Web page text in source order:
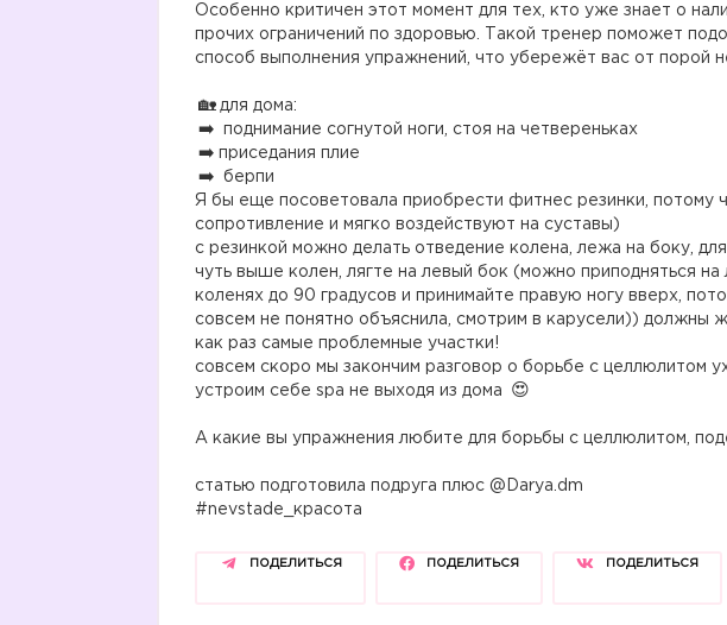
Особенно критичен этот момент для тех, кто уже знает о
прочих ограничений по здоровью. Такой тренер поможет
способ выполнения упражнений, что убережёт вас от порой
для дома:
поднимание согнутой ноги, стоя на четвереньках
приседания плие
берпи
Я бы еще посоветовала приобрести фитнес резинки, потому
сопротивление и мягко воздействуют на суставы)
с резинкой можно делать отведение колена, лежа на боку,
чуть выше колен, лягте на левый бок (можно приподняться на
коленях до 90 градусов и принимайте правую ногу вверх,
совсем не понятно объяснила, смотрим в карусели)) должны
как раз самые проблемные участки!
совсем скоро мы закончим разговор о борьбе с целлюлитом
устроим себе spa не выходя из дома
А какие вы упражнения любите для борьбы с целлюлитом,
статью подготовила подруга плюс @Darya.dm
#nevstade_красота
ПОДЕЛИТЬСЯ ПОДЕЛИТЬСЯ ПОДЕЛИТЬСЯ